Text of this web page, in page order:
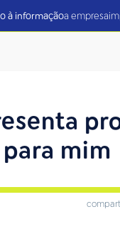
à informaçãoa empresa
mim